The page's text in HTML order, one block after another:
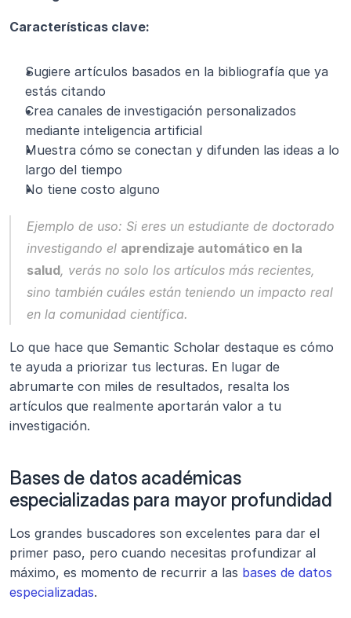
Características clave:
Sugiere artículos basados en la bibliografía que ya
estás citando
Crea canales de investigación personalizados
mediante inteligencia artificial
Muestra cómo se conectan y difunden las ideas a lo
largo del tiempo
No tiene costo alguno
Ejemplo de uso: Si eres un estudiante de doctorado
investigando el aprendizaje automático en la
salud, verás no solo los artículos más recientes,
sino también cuáles están teniendo un impacto real
en la comunidad científica.
Lo que hace que Semantic Scholar destaque es cómo
te ayuda a priorizar tus lecturas. En lugar de
abrumarte con miles de resultados, resalta los
artículos que realmente aportarán valor a tu
investigación.
Bases de datos académicas
especializadas para mayor profundidad
Los grandes buscadores son excelentes para dar el
primer paso, pero cuando necesitas profundizar al
máximo, es momento de recurrir a las bases de datos
especializadas.